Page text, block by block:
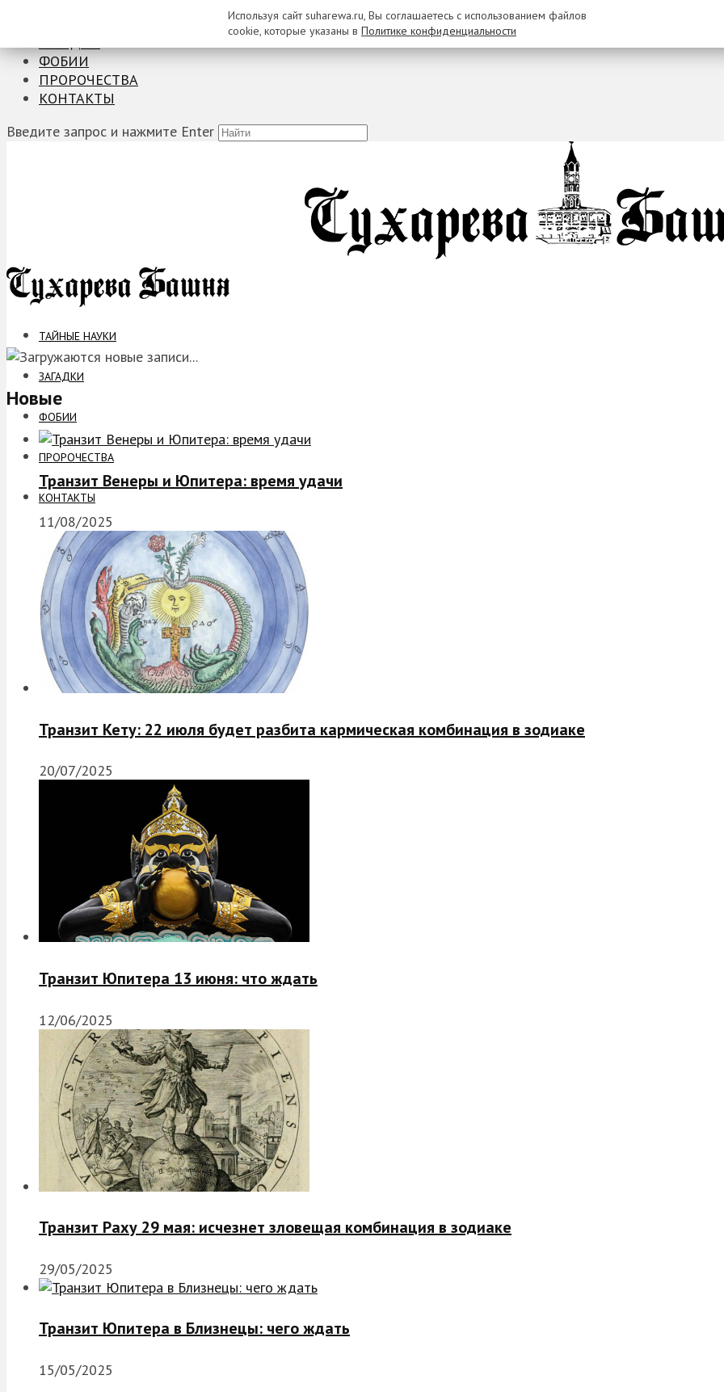
ФОБИИ
ПРОРОЧЕСТВА
КОНТАКТЫ
Введите запрос и нажмите Enter
ТАЙНЫЕ НАУКИ
ЗАГАДКИ
ФОБИИ
ПРОРОЧЕСТВА
КОНТАКТЫ
Новые
Транзит Венеры и Юпитера: время удачи
11/08/2025
Транзит Кету: 22 июля будет разбита кармическая комбинация в зодиаке
20/07/2025
Транзит Юпитера 13 июня: что ждать
12/06/2025
Транзит Раху 29 мая: исчезнет зловещая комбинация в зодиаке
29/05/2025
Транзит Юпитера в Близнецы: чего ждать
15/05/2025
Используя сайт suharewa.ru, Вы соглашаетесь с использованием файлов
cookie, которые указаны в Политике конфиденциальности